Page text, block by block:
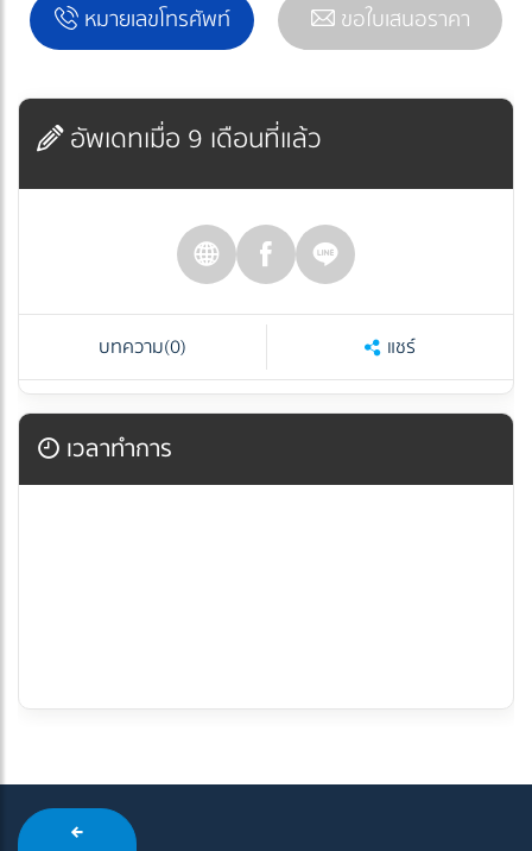
หมายเลขโทรศัพท์ ขอใบเสนอราคา
อัพเดทเมื่อ 9 เดือนที่แล้ว
บทความ(0) แชร์
เวลาทำการ